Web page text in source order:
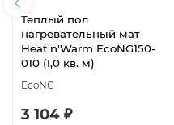
Теплый пол
нагревательный мат
Heat'n'Warm EcoNG150-
010 (1,0 кв. м)
EcoNG
3 104 ₽